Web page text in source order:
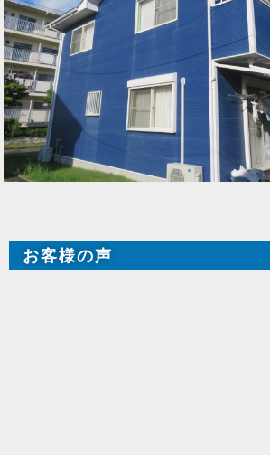
お客様の声